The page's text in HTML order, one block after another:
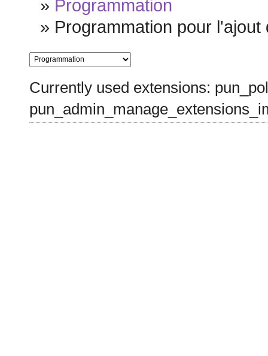
» Programmation
» Programmation pour
Currently used extensions: